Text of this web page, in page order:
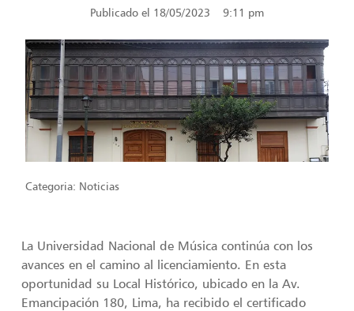
Publicado el 18/05/2023 9:11 pm
Categoria: Noticias
La Universidad Nacional de Música continúa con los
avances en el camino al licenciamiento. En esta
oportunidad su Local Histórico, ubicado en la Av.
Emancipación 180, Lima, ha recibido el certificado